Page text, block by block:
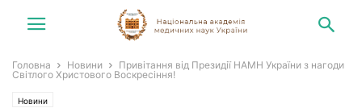
Головна Новини
Привітання від Президії НАМН України з нагоди
Cвітлого Христового Воскресіння!
Новини